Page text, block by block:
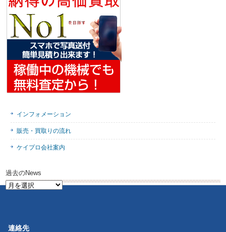
インフォメーション
販売・買取りの流れ
ケイプロ会社案内
過去のNews
過
連絡先